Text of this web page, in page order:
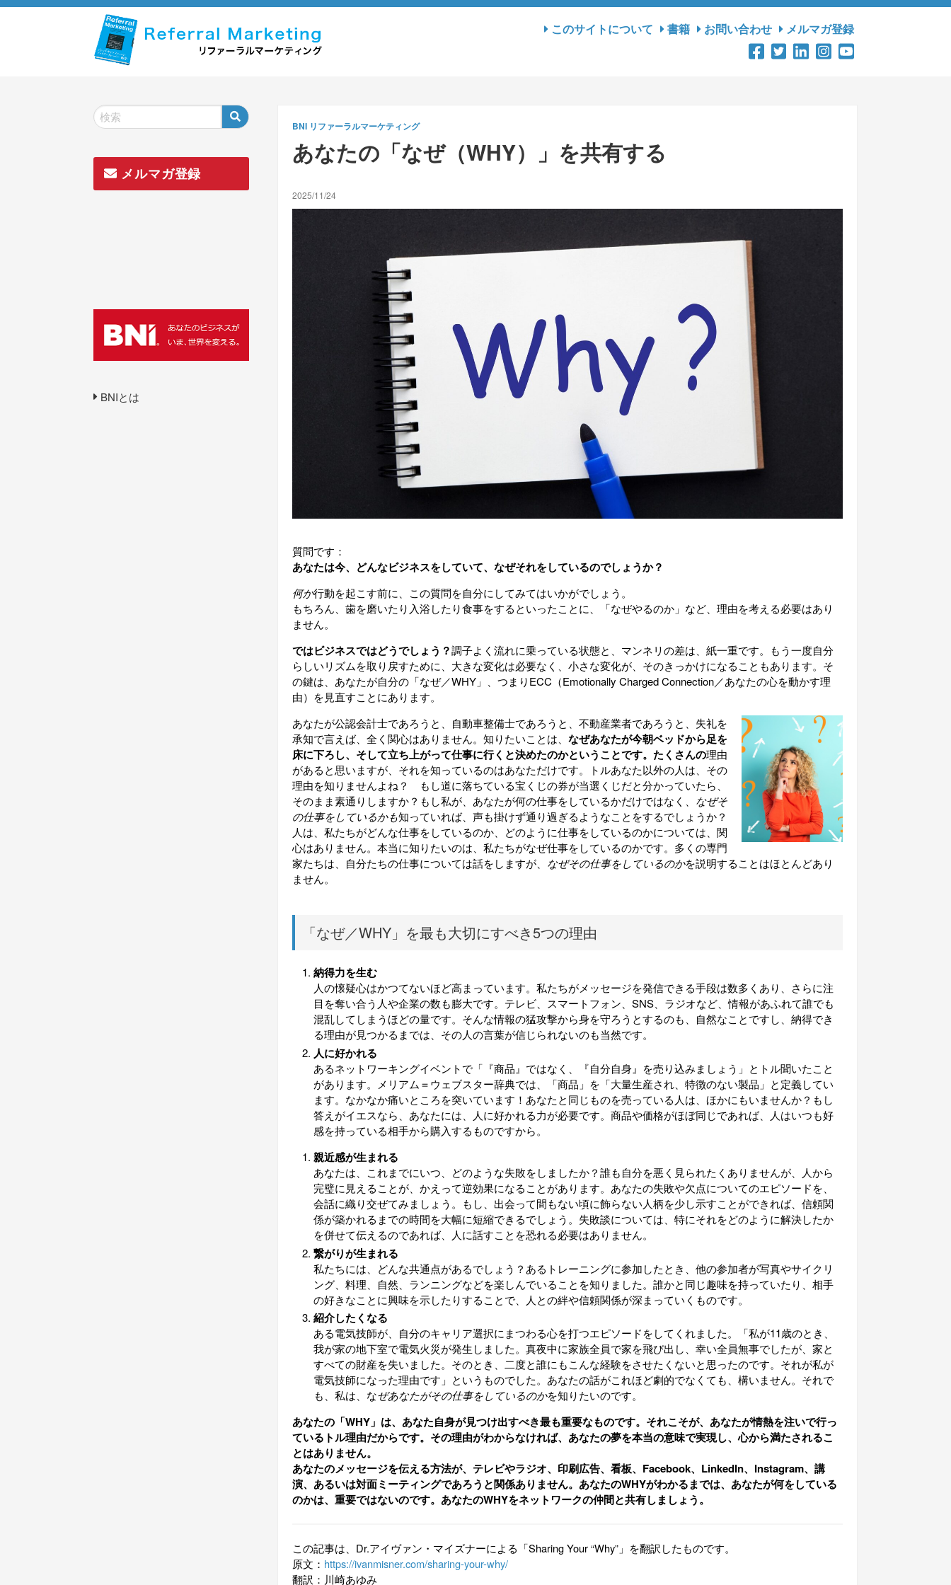
このサイトについて 書籍 お問い合わせ メルマガ登録
BNI リファーラルマーケティング
あなたの「なぜ（WHY）」を共有する
2025/11/24
質問です：
あなたは今、どんなビジネスをしていて、なぜそれをしているのでしょうか？
何か行動を起こす前に、この質問を自分にしてみてはいかがでしょう。
もちろん、歯を磨いたり入浴したり食事をするといったことに、「なぜやるのか」など、理由を考える必要はあり
ません。
ではビジネスではどうでしょう？調子よく流れに乗っている状態と、マンネリの差は、紙一重です。もう一度自分
らしいリズムを取り戻すために、大きな変化は必要なく、小さな変化が、そのきっかけになることもあります。そ
の鍵は、あなたが自分の「なぜ／WHY」、つまりECC（Emotionally Charged Connection／あなたの心を動かす理
由）を見直すことにあります。
あなたが公認会計士であろうと、自動車整備士であろうと、不動産業者であろうと、失礼を
承知で言えば、全く関心はありません。知りたいことは、 なぜあなたが今朝ベッドから足を
床に下ろし、そして立ち上がって仕事に行くと決めたのかということです。たくさんの理由
があると思いますが、それを知っているのはあなただけです。トルあなた以外の人は、その
理由を知りませんよね？ もし道に落ちている宝くじの券が当選くじだと分かっていたら、
そのまま素通りしますか？もし私が、あなたが何の仕事をしているかだけではなく、 なぜそ
の仕事をしているかも知っていれば、声も掛けず通り過ぎるようなことをするでしょうか？
人は、私たちがどんな仕事をしているのか、どのように仕事をしているのかについては、関
心はありません。本当に知りたいのは、私たちがなぜ仕事をしているのかです。多くの専門
家たちは、自分たちの仕事については話をしますが、 なぜその仕事をしているのかを説明することはほとんどあり
ません。
「なぜ／WHY」を最も大切にすべき5つの理由
納得力を生む
人の懐疑心はかつてないほど高まっています。私たちがメッセージを発信できる手段は数多くあり、さらに注
目を奪い合う人や企業の数も膨大です。テレビ、スマートフォン、SNS、ラジオなど、情報があふれて誰でも
混乱してしまうほどの量です。そんな情報の猛攻撃から身を守ろうとするのも、自然なことですし、納得でき
る理由が見つかるまでは、その人の言葉が信じられないのも当然です。
人に好かれる
あるネットワーキングイベントで「『商品』ではなく、『自分自身』を売り込みましょう」とトル聞いたこと
があります。メリアム＝ウェブスター辞典では、「商品」を「大量生産され、特徴のない製品」と定義してい
ます。なかなか痛いところを突いています！あなたと同じものを売っている人は、ほかにもいませんか？もし
答えがイエスなら、あなたには、人に好かれる力が必要です。商品や価格がほぼ同じであれば、人はいつも好
感を持っている相手から購入するものですから。
親近感が生まれる
あなたは、これまでにいつ、どのような失敗をしましたか？誰も自分を悪く見られたくありませんが、人から
完璧に見えることが、かえって逆効果になることがあります。あなたの失敗や欠点についてのエピソードを、
会話に織り交ぜてみましょう。もし、出会って間もない頃に飾らない人柄を少し示すことができれば、信頼関
係が築かれるまでの時間を大幅に短縮できるでしょう。失敗談については、特にそれをどのように解決したか
を併せて伝えるのであれば、人に話すことを恐れる必要はありません。
繋がりが生まれる
私たちには、どんな共通点があるでしょう？あるトレーニングに参加したとき、他の参加者が写真やサイクリ
ング、料理、自然、ランニングなどを楽しんでいることを知りました。誰かと同じ趣味を持っていたり、相手
の好きなことに興味を示したりすることで、人との絆や信頼関係が深まっていくものです。
紹介したくなる
ある電気技師が、自分のキャリア選択にまつわる心を打つエピソードをしてくれました。「私が11歳のとき、
我が家の地下室で電気火災が発生しました。真夜中に家族全員で家を飛び出し、幸い全員無事でしたが、家と
すべての財産を失いました。そのとき、二度と誰にもこんな経験をさせたくないと思ったのです。それが私が
電気技師になった理由です」というものでした。あなたの話がこれほど劇的でなくても、構いません。それで
も、私は、なぜあなたがその仕事をしているのかを知りたいのです。
あなたの「WHY」は、あなた自身が見つけ出すべき最も重要なものです。それこそが、あなたが情熱を注いで行っ
ているトル理由だからです。その理由がわからなければ、あなたの夢を本当の意味で実現し、心から満たされるこ
とはありません。
あなたのメッセージを伝える方法が、テレビやラジオ、印刷広告、看板、 Facebook、LinkedIn、Instagram、講
演、あるいは対面ミーティングであろうと関係ありません。あなたのWHYがわかるまでは、あなたが何をしている
のかは、重要ではないのです。あなたのWHYをネットワークの仲間と共有しましょう。
この記事は、Dr.アイヴァン・マイズナーによる「Sharing Your “Why”」を翻訳したものです。
原文： https://ivanmisner.com/sharing-your-why/
翻訳：川崎あゆみ
メルマガ登録
BNIとは